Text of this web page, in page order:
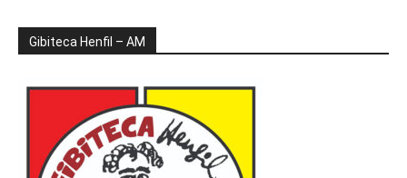
Gibiteca Henfil – AM